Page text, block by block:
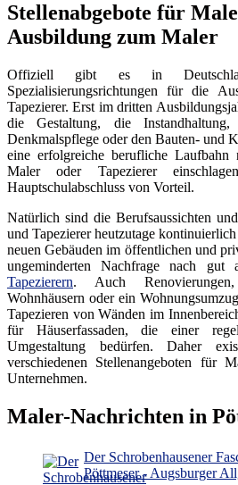
Stellenabgebote für
Ausbildung zum Maler
Offiziell gibt es in
Spezialisierungsrichtungen für die
Tapezierer. Erst im dritten
die Gestaltung, die
Denkmalspflege oder den Bauten- und
eine erfolgreiche berufliche
Maler oder Tapezierer
Hauptschulabschluss von Vorteil.
Natürlich sind die Berufsaussichten
und Tapezierer heutzutage
neuen Gebäuden im öffentlichen und
ungeminderten Nachfrage nach gut
Tapezierern. Auch Renovierungen,
Wohnhäusern oder ein
Tapezieren von Wänden im
für Häuserfassaden, die einer
Umgestaltung bedürfen. Daher
verschiedenen Stellenangeboten für
Unternehmen.
Maler-Nachrichten in
Der Schrobenhausener
Pöttmeser - Augsburger